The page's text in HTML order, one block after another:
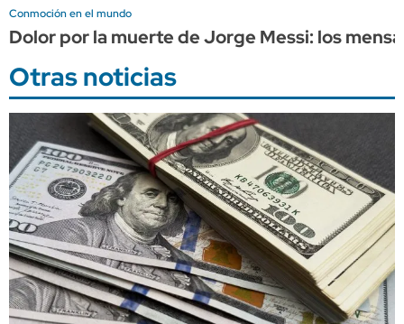
Conmoción en el mundo
Dolor por la muerte de Jorge Messi: los
Otras noticias